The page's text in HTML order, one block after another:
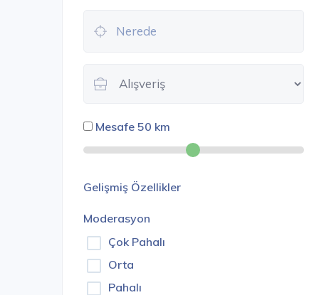
Mesafe 50 km
Gelişmiş Özellikler
Moderasyon
Çok Pahalı
Orta
Pahalı